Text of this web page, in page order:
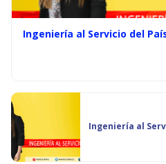
Ingeniería al Servicio del
Ingeniería al